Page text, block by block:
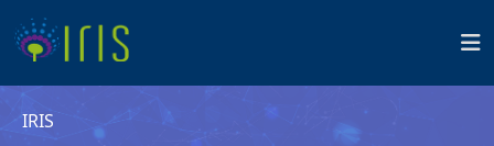
IRIS